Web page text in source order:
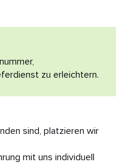
zu erleichtern.
sind, platzieren wir
mit uns individuell